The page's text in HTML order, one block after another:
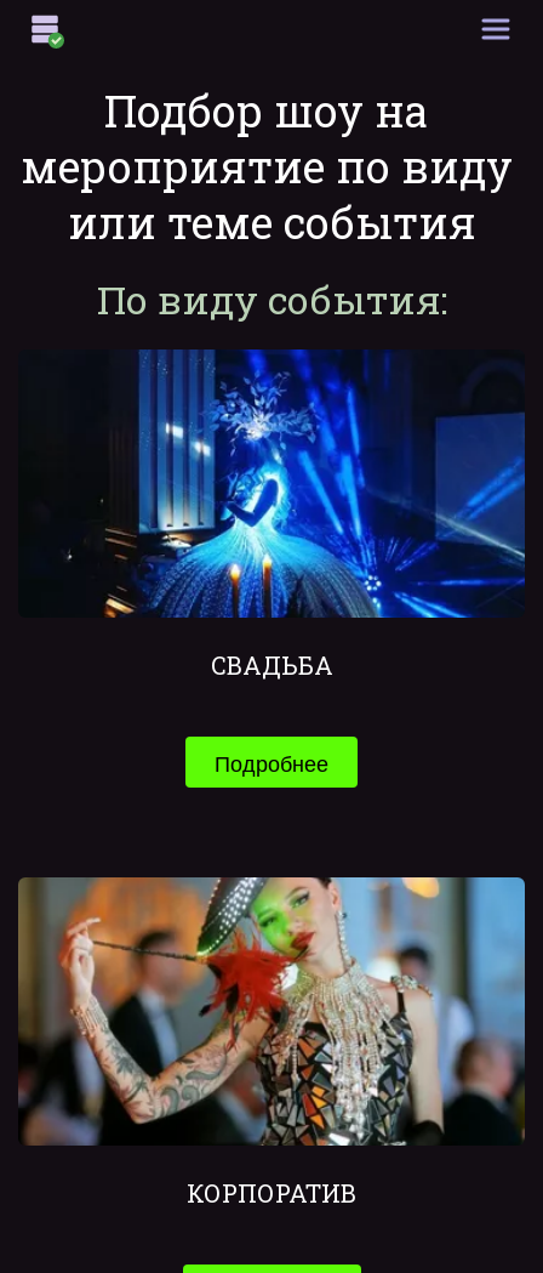
Подбор шоу на
мероприятие по виду
или теме события
По виду события:
СВАДЬБА
Подробнее
КОРПОРАТИВ